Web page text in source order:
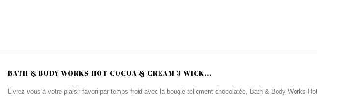
BATH & BODY WORKS HOT COCOA & CREAM 3 WICK...
Livrez-vous à votre plaisir favori par temps froid avec la bougie tellement chocolatée, Bath & Body Works Hot